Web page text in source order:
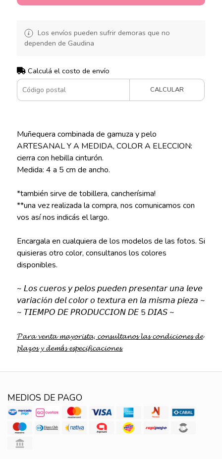
Los envíos pueden sufrir demoras que no
dependen de Gaudina
Calculá el costo de envío
CALCULAR
Muñequera combinada de gamuza y pelo
ARTESANAL Y A MEDIDA, COLOR A ELECCION:
cierra con hebilla cinturón.
Medida: 4 a 5 cm de ancho.
*también sirve de tobillera, cancherísima!
**una vez realizada la compra, nos comunicamos con
vos así nos indicás el largo.
Encargala en cualquiera de los modelos de las fotos. Si
quisieras otro color, consultanos los colores
disponibles.
~ 𝘓𝘰𝘴 𝘤𝘶𝘦𝘳𝘰𝘴 𝘺 𝘱𝘦𝘭𝘰𝘴 𝘱𝘶𝘦𝘥𝘦𝘯 𝘱𝘳𝘦𝘴𝘦𝘯𝘵𝘢𝘳 𝘶𝘯𝘢 𝘭𝘦𝘷𝘦
𝘷𝘢𝘳𝘪𝘢𝘤𝘪ó𝘯 𝘥𝘦𝘭 𝘤𝘰𝘭𝘰𝘳 𝘰 𝘵𝘦𝘹𝘵𝘶𝘳𝘢 𝘦𝘯 𝘭𝘢 𝘮𝘪𝘴𝘮𝘢 𝘱𝘪𝘦𝘻𝘢 ~
~ 𝘛𝘐𝘌𝘔𝘗𝘖 𝘋𝘌 𝘗𝘙𝘖𝘋𝘜𝘊𝘊𝘐𝘖𝘕 𝘋𝘌 5 𝘋𝘐𝘈𝘚 ~
𝓟𝓪𝓻𝓪 𝓿𝓮𝓷𝓽𝓪 𝓶𝓪𝔂𝓸𝓻𝓲𝓼𝓽𝓪, 𝓬𝓸𝓷𝓼𝓾𝓵𝓽𝓪𝓷𝓸𝓼 𝓵𝓪𝓼 𝓬𝓸𝓷𝓭𝓲𝓬𝓲𝓸𝓷𝓮𝓼 𝓭𝓮
𝓹𝓵𝓪𝔃𝓸𝓼 𝔂 𝓭𝓮𝓶á𝓼 𝓮𝓼𝓹𝓮𝓬𝓲𝓯𝓲𝓬𝓪𝓬𝓲𝓸𝓷𝓮𝓼.
MEDIOS DE PAGO